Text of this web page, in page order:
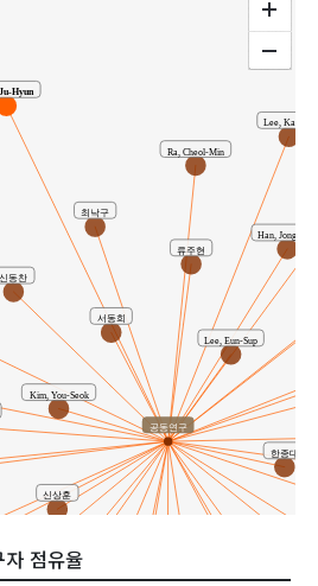
신동찬
Han, Jong-Dae
신상훈
Lee, KabSoo
Lee, Eun-Sup
류주현
서동희
한종대
Kim, You-Seok
최낙구
Ra, Cheol-Min
Hyun
공동연구
점유율